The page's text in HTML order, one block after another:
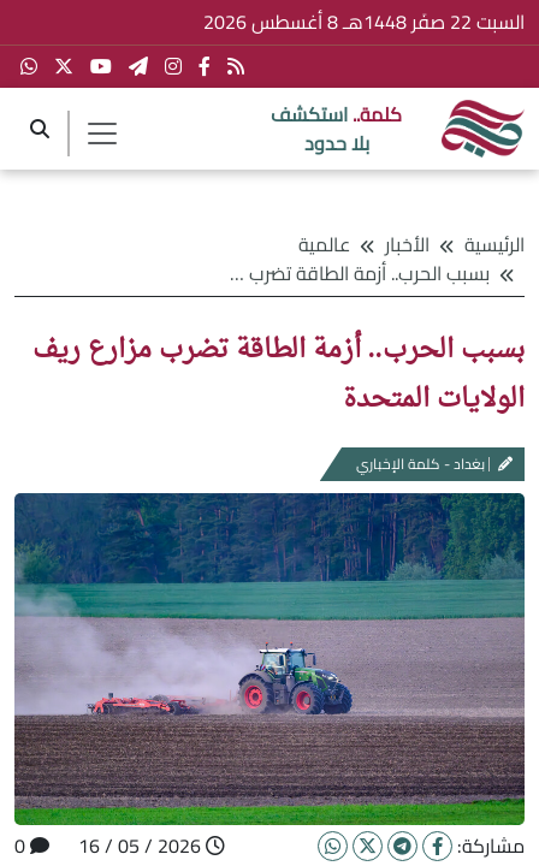
السبت 22 صفَر 1448هـ 8 أغسطس 2026
كلمة..استكشف
بلا حدود
الرئيسية الأخبار
عالمية
بسبب الحرب.. أزمة الطاقة تضرب مزارع ريف الولايات المتحدة
بسبب الحرب.. أزمة الطاقة تضرب مزارع ريف
الولايات المتحدة
بغداد - كلمة الإخباري
مشاركة: